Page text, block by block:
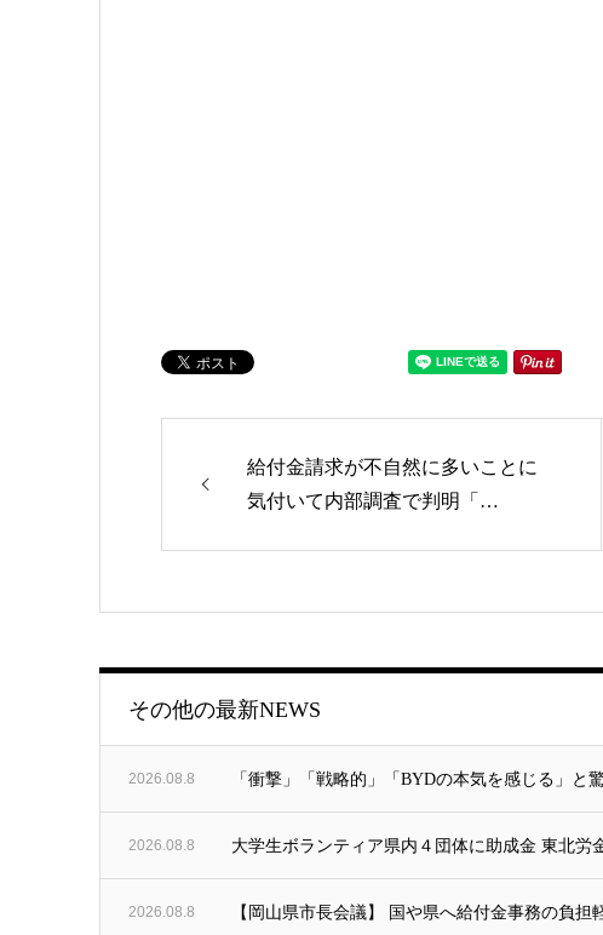
給付金請求が不自然に多いことに
気付いて内部調査で判明「…
その他の最新NEWS
2026.08.8 「衝撃」「戦略的」「BYDの本気を感じる」
2026.08.8 大学生ボランティア県内４団体に助成金 東北労
2026.08.8 【岡山県市長会議】 国や県へ給付金事務の負